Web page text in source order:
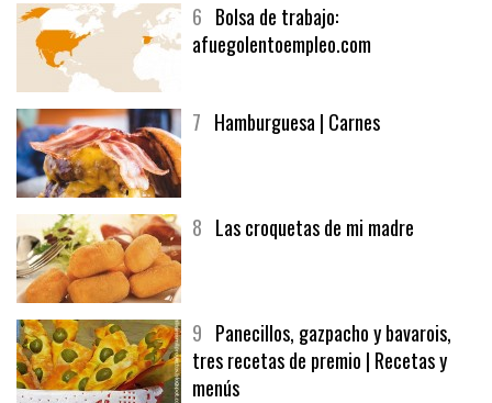
6 Bolsa de trabajo:
afuegolentoempleo.com
7 Hamburguesa | Carnes
8 Las croquetas de mi madre
9 Panecillos, gazpacho y bavarois,
tres recetas de premio | Recetas y
menús